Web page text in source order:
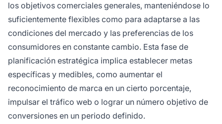
los objetivos comerciales generales, manteniéndose lo
suficientemente flexibles como para adaptarse a las
condiciones del mercado y las preferencias de los
consumidores en constante cambio. Esta fase de
planificación estratégica implica establecer metas
específicas y medibles, como aumentar el
reconocimiento de marca en un cierto porcentaje,
impulsar el tráfico web o lograr un número objetivo de
conversiones en un periodo definido.